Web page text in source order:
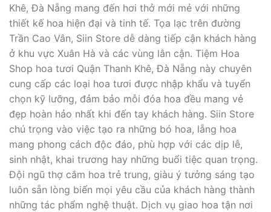
Khê, Đà Nẵng mang đến hơi thở mới mẻ với những
thiết kế hoa hiện đại và tinh tế. Tọa lạc trên đường
Trần Cao Vân, Siin Store dễ dàng tiếp cận khách hàng
ở khu vực Xuân Hà và các vùng lân cận. Tiệm Hoa
Shop hoa tươi Quận Thanh Khê, Đà Nẵng này chuyên
cung cấp các loại hoa tươi được nhập khẩu và tuyển
chọn kỹ lưỡng, đảm bảo mỗi đóa hoa đều mang vẻ
đẹp hoàn hảo nhất khi đến tay khách hàng. Siin Store
chú trọng vào việc tạo ra những bó hoa, lẵng hoa
mang phong cách độc đáo, phù hợp với các dịp lễ,
sinh nhật, khai trương hay những buổi tiệc quan trọng.
Đội ngũ thợ cắm hoa trẻ trung, giàu ý tưởng sáng tạo
luôn sẵn lòng biến mọi yêu cầu của khách hàng thành
những tác phẩm nghệ thuật. Dịch vụ giao hoa tận nơi